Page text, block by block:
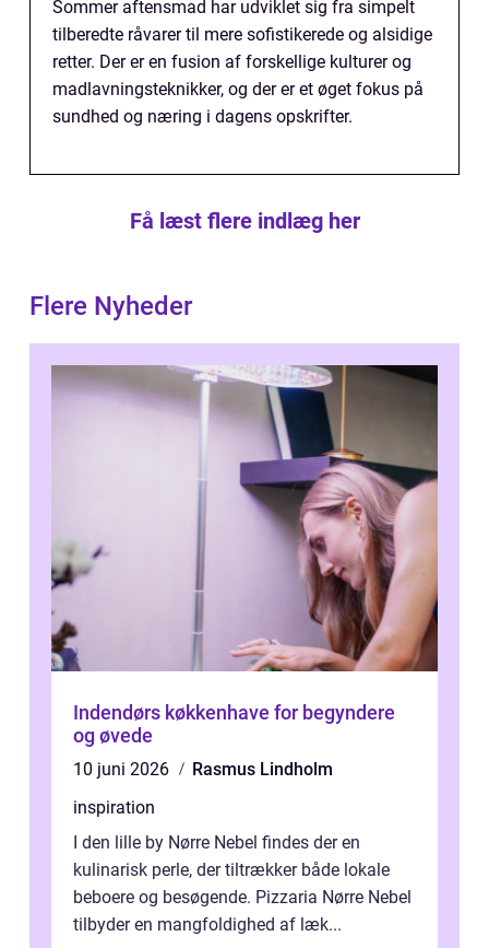
Sommer aftensmad har udviklet sig fra simpelt
tilberedte råvarer til mere sofistikerede og alsidige
retter. Der er en fusion af forskellige kulturer og
madlavningsteknikker, og der er et øget fokus på
sundhed og næring i dagens opskrifter.
Få læst flere indlæg her
Flere Nyheder
Indendørs køkkenhave for begyndere
og øvede
10 juni 2026
Rasmus Lindholm
inspiration
I den lille by Nørre Nebel findes der en
kulinarisk perle, der tiltrækker både lokale
beboere og besøgende. Pizzaria Nørre Nebel
tilbyder en mangfoldighed af læk...